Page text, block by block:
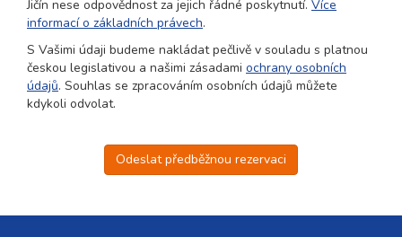
Jičín nese odpovědnost za jejich řádné poskytnutí. Více
informací o základních právech.
S Vašimi údaji budeme nakládat pečlivě v souladu s platnou
českou legislativou a našimi zásadami ochrany osobních
údajů. Souhlas se zpracováním osobních údajů můžete
kdykoli odvolat.
Odeslat předběžnou rezervaci